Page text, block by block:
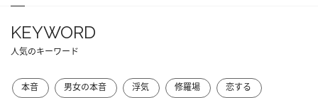
KEYWORD
人気のキーワード
本音 男女の本音 浮気 修羅場
恋する